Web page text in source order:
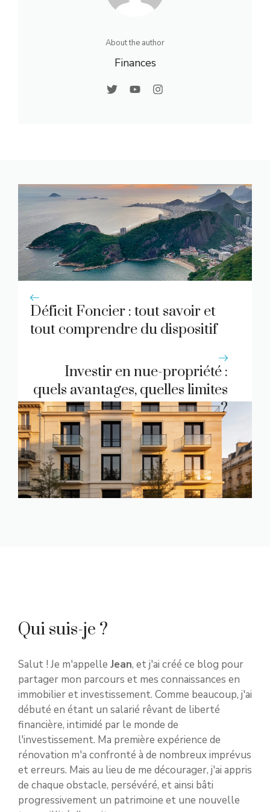
About the author
Finances
Déficit Foncier : tout savoir et
tout comprendre du dispositif
Investir en nue-propriété :
quels avantages, quelles limites
?
Qui suis-je ?
Salut ! Je m'appelle Jean, et j'ai créé ce blog pour
partager mon parcours et mes connaissances en
immobilier et investissement. Comme beaucoup, j'ai
débuté en étant un salarié rêvant de liberté
financière, intimidé par le monde de
l'investissement. Ma première expérience de
rénovation m'a confronté à de nombreux imprévus
et erreurs. Mais au lieu de me décourager, j'ai appris
de chaque obstacle, persévéré, et ainsi bâti
progressivement un patrimoine et une nouvelle